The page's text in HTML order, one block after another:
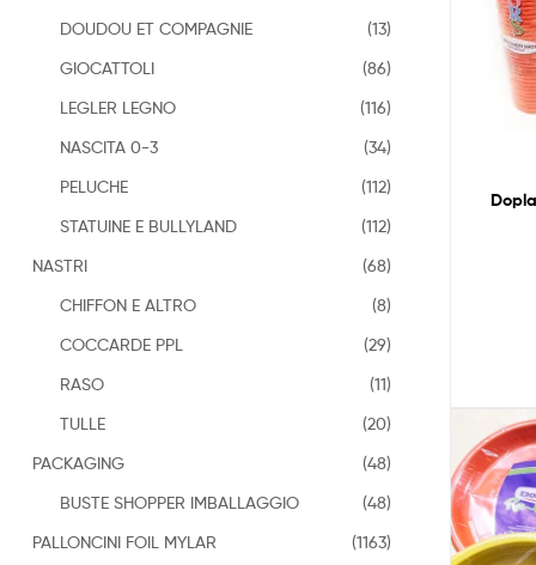
DOUDOU ET COMPAGNIE
(13)
GIOCATTOLI
(86)
LEGLER LEGNO
(116)
NASCITA 0-3
(34)
PELUCHE
(112)
STATUINE E BULLYLAND
(112)
NASTRI
(68)
CHIFFON E ALTRO
(8)
COCCARDE PPL
(29)
RASO
(11)
TULLE
(20)
PACKAGING
(48)
BUSTE SHOPPER IMBALLAGGIO
(48)
PALLONCINI FOIL MYLAR
(1163)